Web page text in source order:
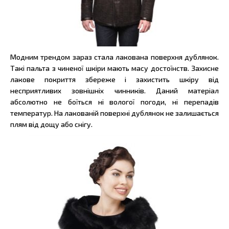
Модним трендом зараз стала лакована поверхня дублянок.
Такі пальта з чиненої шкіри мають масу достоїнств. Захисне
лакове покриття збереже і захистить шкіру від
несприятливих зовнішніх чинників. Даний матеріал
абсолютно не боїться ні вологої погоди, ні перепадів
температур. На лакованій поверхні дублянок не залишається
плям від дощу або снігу.